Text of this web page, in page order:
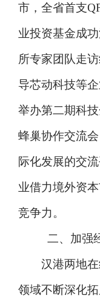
市，全省首支
业投资基金成
所专家团队走
导芯动科技等
举办第二期科
蜂巢协作交流
际化发展的交
业借力境外资
竞争力。
二、加强
汉港两地
领域不断深化